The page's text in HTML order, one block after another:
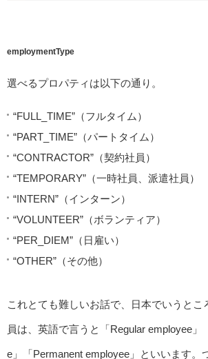
employmentType
選べるプロパティは以下の通り。
“FULL_TIME”（フルタイム）
“PART_TIME”（パートタイム）
“CONTRACTOR”（契約社員）
“TEMPORARY”（一時社員、派遣社員）
“INTERN”（インターン）
“VOLUNTEER”（ボランティア）
“PER_DIEM”（日雇い）
“OTHER”（その他）
これとても難しいお話で、日本でいうとこ
員は、英語で言うと「Regular employee」
e」「Permanent employee」といいます。